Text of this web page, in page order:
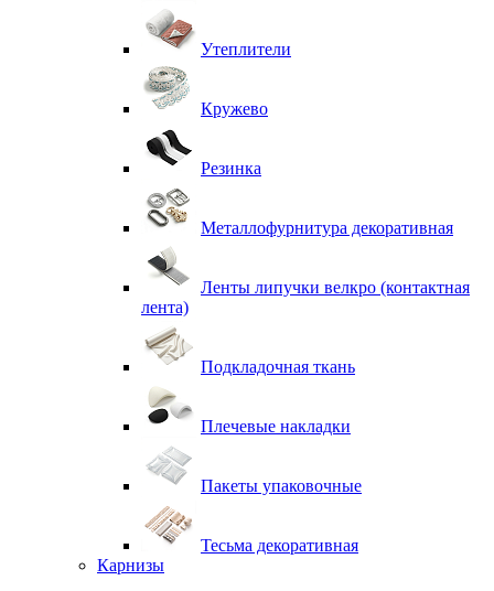
Утеплители
Кружево
Резинка
Металлофурнитура декоративная
Ленты липучки велкро (контактная
лента)
Подкладочная ткань
Плечевые накладки
Пакеты упаковочные
Тесьма декоративная
Карнизы